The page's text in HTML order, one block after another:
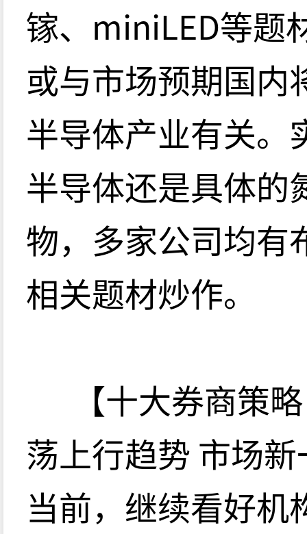
镓、miniLED等题
或与市场预期国内
半导体产业有关。
半导体还是具体的
物，多家公司均有
相关题材炒作。
【十大券商策
荡上行趋势 市场
当前，继续看好机